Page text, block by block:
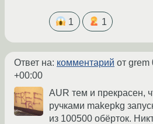
1 1
Ответ на: комментарий от grem
+00:00
AUR тем и прекрасен,
ручками makepkg
из 100500 обёрток.